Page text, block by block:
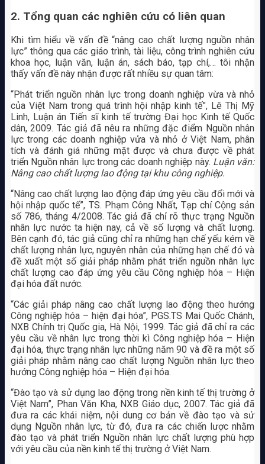
2. Tổng quan các nghiên cứu có liên quan
Khi tìm hiểu về vấn đề “nâng cao chất lượng nguồn nhân
lực” thông qua các giáo trình, tài liệu, công trình nghiên cứu
khoa học, luận văn, luận án, sách báo, tạp chí,… tôi nhận
thấy vấn đề này nhận được rất nhiều sự quan tâm:
“Phát triển nguồn nhân lực trong doanh nghiệp vừa và nhỏ
của Việt Nam trong quá trình hội nhập kinh tế”, Lê Thị Mỹ
Linh, Luận án Tiến sĩ kinh tế trường Đại học Kinh tế Quốc
dân, 2009. Tác giả đã nêu ra những đặc điểm Nguồn nhân
lực trong các doanh nghiệp vửa và nhỏ ở Việt Nam, phân
tích và đánh giá những mặt được và chưa được về phát
triển Nguồn nhân lực trong các doanh nghiệp này. Luận văn:
Nâng cao chất lượng lao động tại khu công nghiệp.
“Nâng cao chất lượng lao động đáp ứng yêu cầu đổi mới và
hội nhập quốc tế”, TS. Phạm Công Nhất, Tạp chí Cộng sản
số 786, tháng 4/2008. Tác giả đã chỉ rõ thực trạng Nguồn
nhân lực nước ta hiện nay, cả về số lượng và chất lượng.
Bên cạnh đó, tác giả cũng chỉ ra những hạn chế yếu kém về
chất lượng nhân lực, nguyên nhân của những hạn chế đó và
đề xuất một số giải pháp nhằm phát triển nguồn nhân lực
chất lượng cao đáp ứng yêu cầu Công nghiệp hóa – Hiện
đại hóa đất nước.
“Các giải pháp nâng cao chất lượng lao động theo hướng
Công nghiệp hóa – hiện đại hóa”, PGS.TS Mai Quốc Chánh,
NXB Chính trị Quốc gia, Hà Nội, 1999. Tác giả đã chỉ ra các
yêu cầu về nhân lực trong thời kì Công nghiệp hóa – Hiện
đại hóa, thực trạng nhân lực những năm 90 và đề ra một số
giải pháp nhằm nâng cao chất lượng Nguồn nhân lực theo
hướng Công nghiệp hóa – Hiện đại hóa.
“Đào tạo và sử dụng lao động trong nền kinh tế thị trường ở
Việt Nam”, Phan Văn Kha, NXB Giáo dục, 2007. Tác giả đã
đưa ra các khái niệm, nội dung cơ bản về đào tạo và sử
dụng Nguồn nhân lực, từ đó, đưa ra các chiến lược nhằm
đào tạo và phát triển Nguồn nhân lực chất lượng phù hợp
với yêu cầu của nền kinh tế thị trường ở Việt Nam.